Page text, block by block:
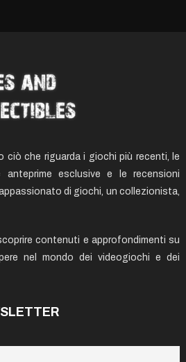
che riguarda i giochi più recenti, le
esclusive e le recensioni
di giochi, un collezionista,
contenuti e approfondimenti su
nel mondo dei videogiochi e dei